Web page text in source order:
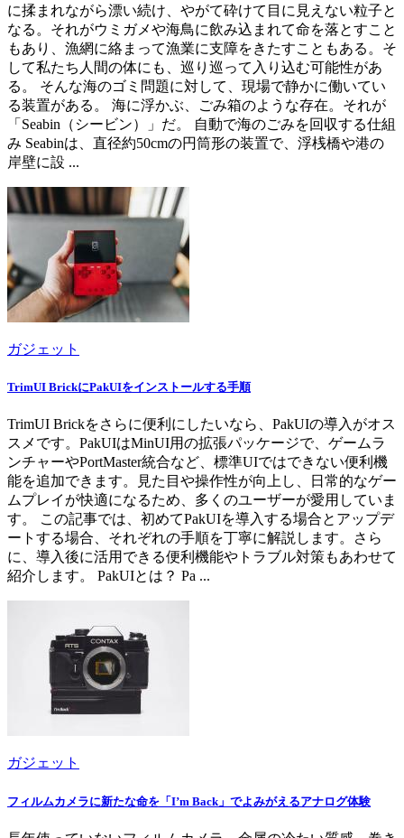
に揉まれながら漂い続け、やがて砕けて目に見えない粒子と
なる。それがウミガメや海鳥に飲み込まれて命を落とすこと
もあり、漁網に絡まって漁業に支障をきたすこともある。そ
して私たち人間の体にも、巡り巡って入り込む可能性があ
る。 そんな海のゴミ問題に対して、現場で静かに働いてい
る装置がある。 海に浮かぶ、ごみ箱のような存在。それが
「Seabin（シービン）」だ。 自動で海のごみを回収する仕組
み Seabinは、直径約50cmの円筒形の装置で、浮桟橋や港の
岸壁に設 ...
ガジェット
TrimUI BrickにPakUIをインストールする手順
TrimUI Brickをさらに便利にしたいなら、PakUIの導入がオス
スメです。PakUIはMinUI用の拡張パッケージで、ゲームラ
ンチャーやPortMaster統合など、標準UIではできない便利機
能を追加できます。見た目や操作性が向上し、日常的なゲー
ムプレイが快適になるため、多くのユーザーが愛用していま
す。 この記事では、初めてPakUIを導入する場合とアップデ
ートする場合、それぞれの手順を丁寧に解説します。さら
に、導入後に活用できる便利機能やトラブル対策もあわせて
紹介します。 PakUIとは？ Pa ...
ガジェット
フィルムカメラに新たな命を「I’m Back」でよみがえるアナログ体験